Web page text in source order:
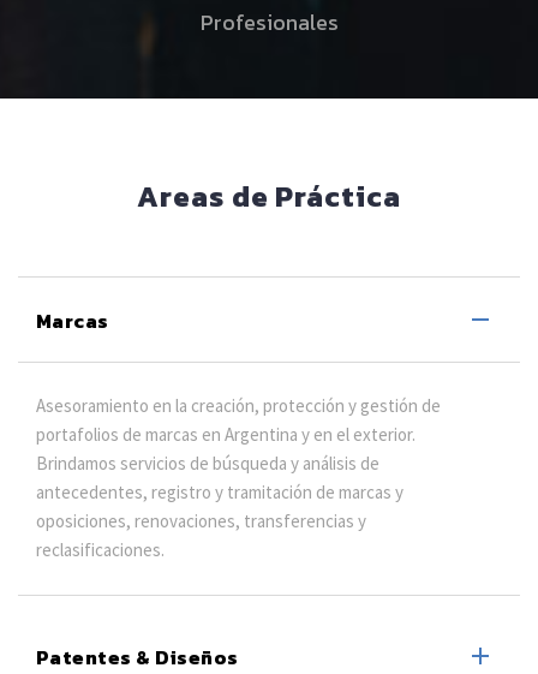
Profesionales
Areas de Práctica
Marcas
Asesoramiento en la creación, protección y gestión de
portafolios de marcas en Argentina y en el exterior.
Brindamos servicios de búsqueda y análisis de
antecedentes, registro y tramitación de marcas y
oposiciones, renovaciones, transferencias y
reclasificaciones.
Patentes & Diseños